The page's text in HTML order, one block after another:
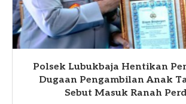
Polsek Lubukbaja Hentikan
Dugaan Pengambilan Anak
Sebut Masuk Ranah